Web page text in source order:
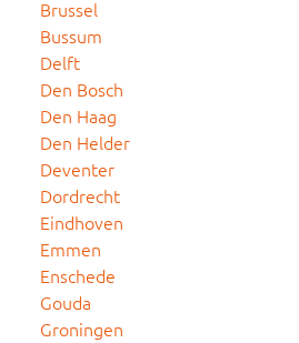
Brussel
Bussum
Delft
Den Bosch
Den Haag
Den Helder
Deventer
Dordrecht
Eindhoven
Emmen
Enschede
Gouda
Groningen